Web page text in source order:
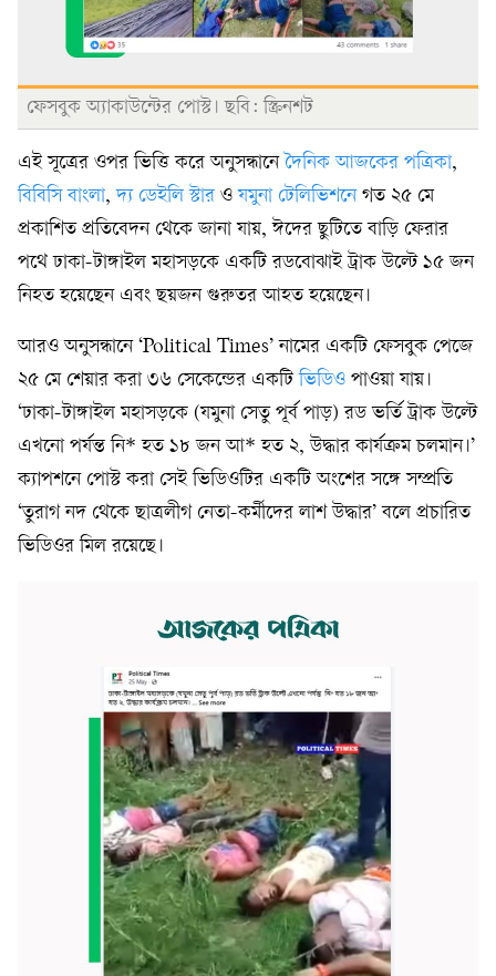
ফেসবুক অ্যাকাউন্টের পোস্ট। ছবি: স্ক্রিনশট
এই সূত্রের ওপর ভিত্তি করে অনুসন্ধানে দৈনিক আজকের পত্রিকা,
বিবিসি বাংলা,দ্য ডেইলি স্টার ওযমুনা টেলিভিশনেগত ২৫ মে
প্রকাশিত প্রতিবেদন থেকে জানা যায়, ঈদের ছুটিতে বাড়ি ফেরার
পথে ঢাকা-টাঙ্গাইল মহাসড়কে একটি রডবোঝাই ট্রাক উল্টে ১৫ জন
নিহত হয়েছেন এবং ছয়জন গুরুতর আহত হয়েছেন।
আরও অনুসন্ধানে ‘Political Times’ নামের একটি ফেসবুক পেজে
২৫ মে শেয়ার করা ৩৬ সেকেন্ডের একটিভিডিও পাওয়া যায়।
‘ঢাকা-টাঙ্গাইল মহাসড়কে (যমুনা সেতু পূর্ব পাড়) রড ভর্তি ট্রাক উল্টে
এখনো পর্যন্ত নি* হত ১৮ জন আ* হত ২, উদ্ধার কার্যক্রম চলমান।’
ক্যাপশনে পোস্ট করা সেই ভিডিওটির একটি অংশের সঙ্গে সম্প্রতি
‘তুরাগ নদ থেকে ছাত্রলীগ নেতা-কর্মীদের লাশ উদ্ধার’ বলে প্রচারিত
ভিডিওর মিল রয়েছে।